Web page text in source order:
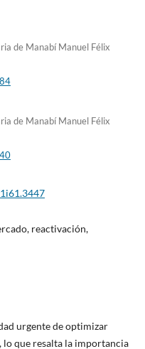
de Manabí Manuel Félix
de Manabí Manuel Félix
reactivación,
urgente de optimizar
lo que resalta la importancia